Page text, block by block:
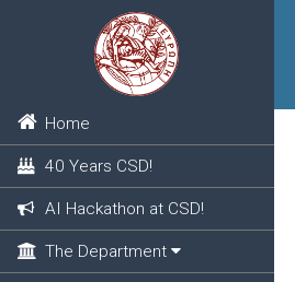
Home
40 Years CSD!
AI Hackathon at CSD!
The Department